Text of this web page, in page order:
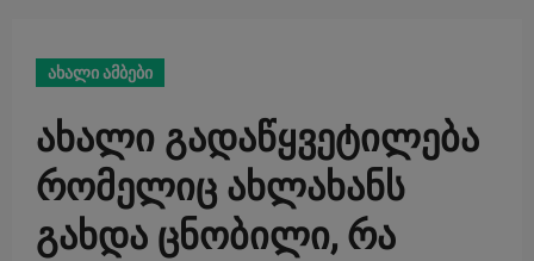
ახალი ამბები
ახალი გადაწყვეტილება
რომელიც ახლახანს
გახდა ცნობილი, რა